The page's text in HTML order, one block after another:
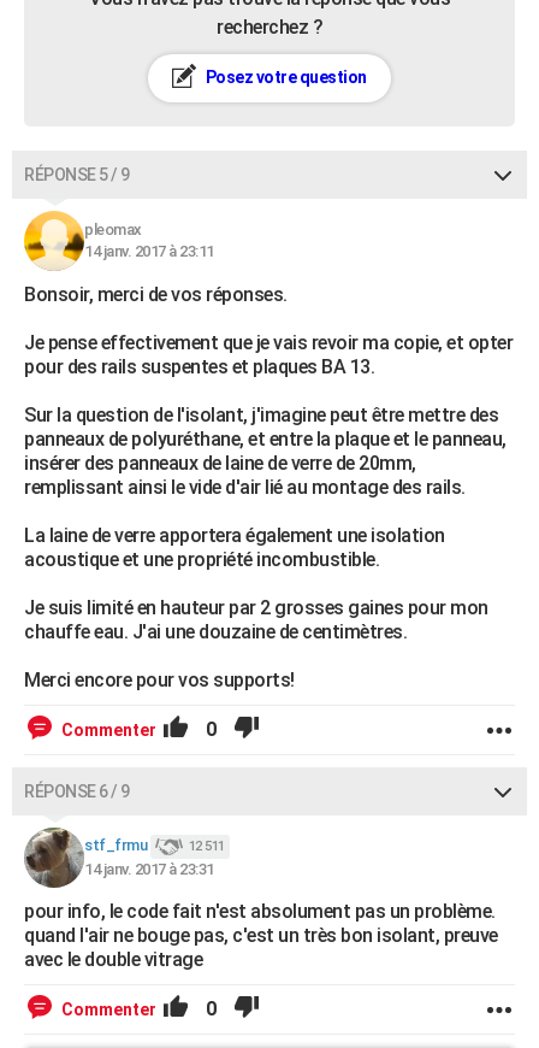
recherchez ?
Posez votre question
RÉPONSE 5 / 9
pleomax
14 janv. 2017 à 23:11
Bonsoir, merci de vos réponses.
Je pense effectivement que je vais revoir ma copie, et opter
pour des rails suspentes et plaques BA 13.
Sur la question de l'isolant, j'imagine peut être mettre des
panneaux de polyuréthane, et entre la plaque et le panneau,
insérer des panneaux de laine de verre de 20mm,
remplissant ainsi le vide d'air lié au montage des rails.
La laine de verre apportera également une isolation
acoustique et une propriété incombustible.
Je suis limité en hauteur par 2 grosses gaines pour mon
chauffe eau. J'ai une douzaine de centimètres.
Merci encore pour vos supports!
Commenter 0
RÉPONSE 6 / 9
stf_frmu 12 511
14 janv. 2017 à 23:31
pour info, le code fait n'est absolument pas un problème.
quand l'air ne bouge pas, c'est un très bon isolant, preuve
avec le double vitrage
Commenter 0